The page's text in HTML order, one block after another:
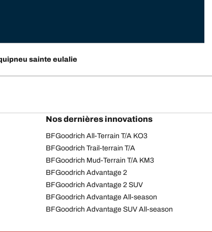
sainte eulalie
Nos dernières innovations
BFGoodrich All-Terrain T/A KO3
BFGoodrich Trail-terrain T/A
BFGoodrich Mud-Terrain T/A KM3
BFGoodrich Advantage 2
BFGoodrich Advantage 2 SUV
BFGoodrich Advantage All-season
BFGoodrich Advantage SUV All-season